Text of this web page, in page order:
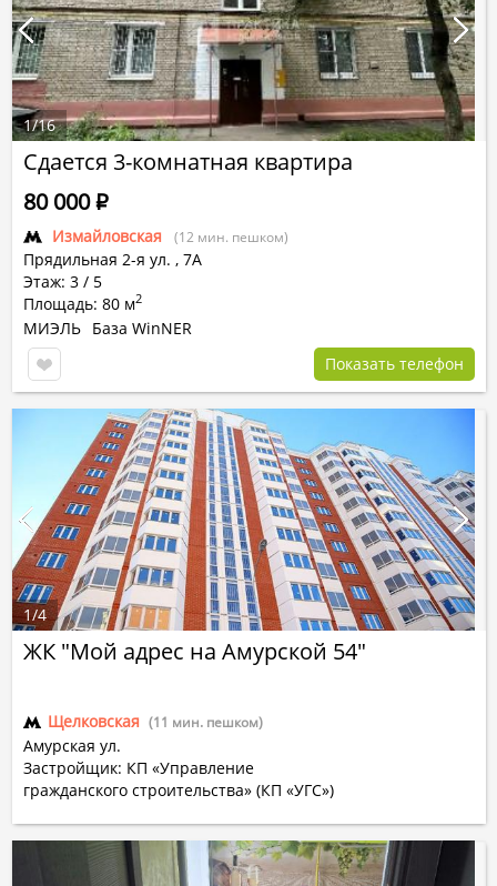
Сдается 3-комнатная квартира
Измайловская (12 мин. пешком)
Прядильная 2-я ул. , 7А
Этаж: 3 / 5
Площадь: 80 м2
80 000Р
МИЭЛЬ База WinNER
Показать телефон
1/16
ЖК "Мой адрес на Амурской 54"
Щелковская (11 мин. пешком)
Амурская ул.
Застройщик: КП «Управление
гражданского строительства» (КП «УГС»)
1/4